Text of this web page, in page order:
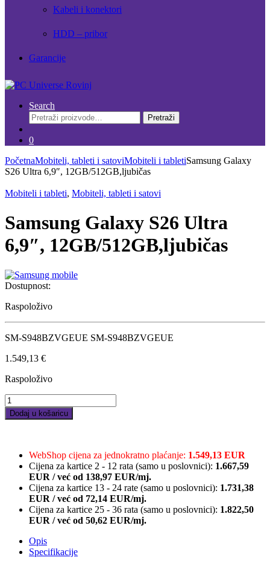
Kabeli i konektori
HDD – pribor
Garancije
Search
Pretraži:
Pretraži
0
PočetnaMobiteli, tableti i satoviMobiteli i tabletiSamsung Galaxy
S26 Ultra 6,9″, 12GB/512GB,ljubičas
Mobiteli i tableti, Mobiteli, tableti i satovi
Samsung Galaxy S26 Ultra
6,9″, 12GB/512GB,ljubičas
Dostupnost:
Raspoloživo
SM-S948BZVGEUE SM-S948BZVGEUE
1.549,13 €
Raspoloživo
Samsung
Galaxy
S26
12GB/512GB,ljubičas
quantity
Dodaj u košaricu
WebShop cijena za jednokratno plaćanje: 1.549,13 EUR
Cijena za kartice 2 - 12 rata (samo u poslovnici): 1.667,59
EUR /već od 138,97 EUR/mj.
Cijena za kartice 13 - 24 rate (samo u poslovnici): 1.731,38
EUR /već od 72,14 EUR/mj.
Cijena za kartice 25 - 36 rata (samo u poslovnici): 1.822,50
EUR /već od 50,62 EUR/mj.
Opis
Specifikacije